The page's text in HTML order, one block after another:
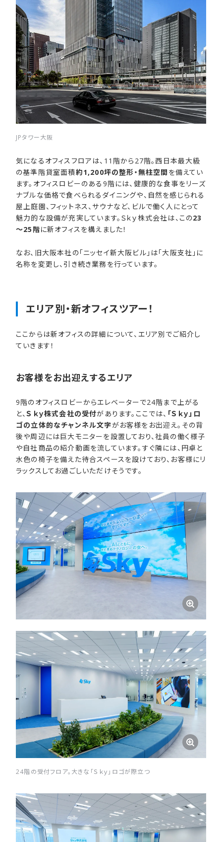
JPタワー大阪
気になるオフィスフロアは、11階から27階。西日本最大級
の基準階貸室面積約1,200坪の整形・無柱空間 を備えてい
ます。オフィスロビーのある9階には、健康的な食事をリーズ
ナブルな価格で食べられるダイニングや、自然を感じられる
屋上庭園、フィットネス、サウナなど、ビルで働く人にとって
魅力的な設備が充実しています。Ｓｋｙ株式会社は、この23
～25階に新オフィスを構えました！
なお、旧大阪本社の「ニッセイ新大阪ビル」は「大阪支社」に
名称を変更し、引き続き業務を行っています。
エリア別・新オフィスツアー！
ここからは新オフィスの詳細について、エリア別でご紹介し
ていきます！
お客様を​お出迎えする​エリア
9階のオフィスロビーからエレベーターで24階まで上がる
と、Ｓｋｙ株式会社の受付があります。ここでは、 「Ｓｋｙ」ロ
ゴの立体的なチャンネル文字がお客様をお出迎え。その背
後や周辺には巨大モニターを設置しており、社員の働く様子
や自社商品の紹介動画を流しています。すぐ隣には、円卓と
水色の椅子を備えた待合スペースを設けており、お客様にリ
ラックスしてお過ごしいただけそうです。
24階の受付フロア。大きな「Ｓｋｙ」ロゴが際立つ